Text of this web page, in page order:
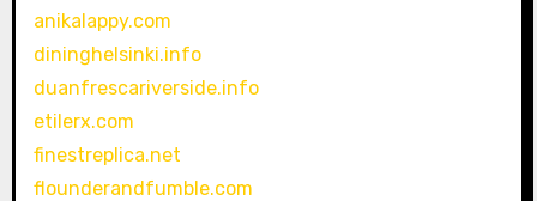
anikalappy.com
dininghelsinki.info
duanfrescariverside.info
etilerx.com
finestreplica.net
flounderandfumble.com